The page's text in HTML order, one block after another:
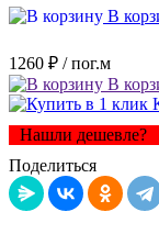
В
1260 ₽ / пог.м
В
Нашли дешевле?
Поделиться